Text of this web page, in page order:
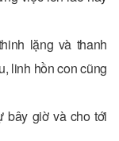
lặng và thanh
linh hồn con cũng
bây giờ và cho tới